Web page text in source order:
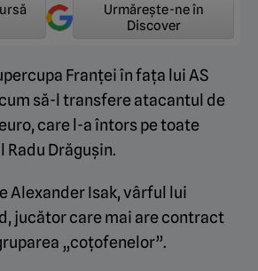
Urmărește-ne în
Discover
Franței în fața lui AS
să-l transfere atacantul de
care l-a întors pe toate
Drăgușin.
Alexander Isak, vârful lui
jucător care mai are contract
„coțofenelor”.